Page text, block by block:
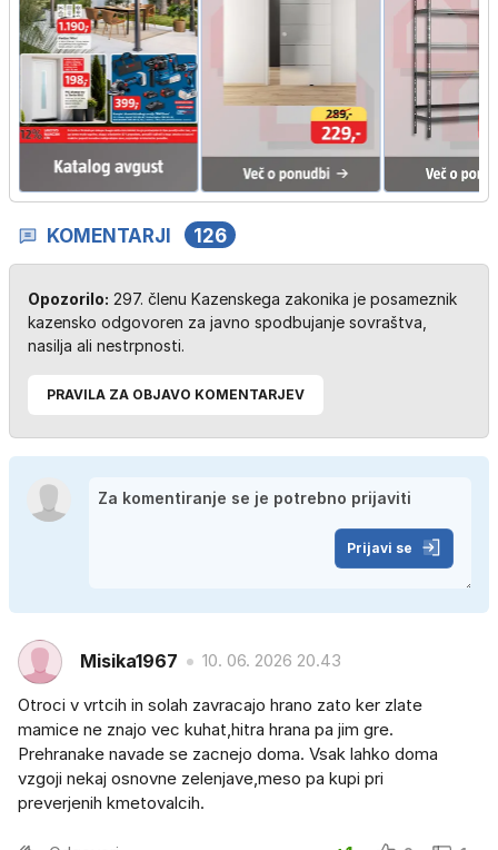
KOMENTARJI 126
Opozorilo: 297. členu Kazenskega zakonika je posameznik
kazensko odgovoren za javno spodbujanje sovraštva,
nasilja ali nestrpnosti.
PRAVILA ZA OBJAVO KOMENTARJEV
Prijavi se
Misika1967 10. 06. 2026 20.43
Otroci v vrtcih in solah zavracajo hrano zato ker zlate
mamice ne znajo vec kuhat,hitra hrana pa jim gre.
Prehranake navade se zacnejo doma. Vsak lahko doma
vzgoji nekaj osnovne zelenjave,meso pa kupi pri
preverjenih kmetovalcih.